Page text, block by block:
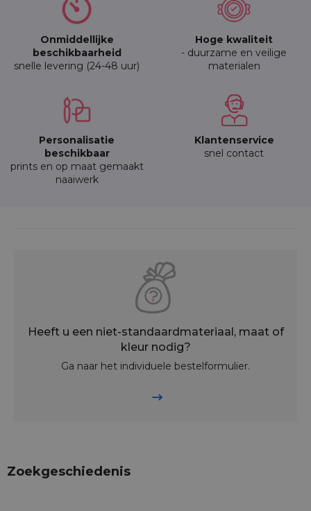
Onmiddellijke
beschikbaarheid
snelle levering (24-48 uur)
Hoge kwaliteit
- duurzame en veilige
materialen
Personalisatie
beschikbaar
prints en op maat gemaakt
naaiwerk
Klantenservice
snel contact
Heeft u een niet-standaardmateriaal, maat of
kleur nodig?
Ga naar het individuele bestelformulier.
Zoekgeschiedenis